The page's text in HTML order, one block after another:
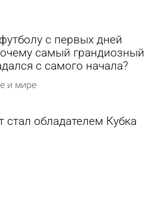
с первых дней
самый грандиозный
с самого начала?
и мире
стал обладателем Кубка